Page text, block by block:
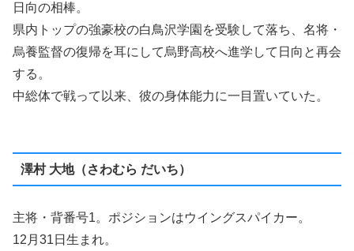
日向の相棒。
県内トップの強豪校の白鳥沢学園を受験して落ち、名将・
烏養監督の復帰を耳にして烏野高校へ進学して日向と再会
する。
中総体で戦って以来、彼の身体能力に一目置いていた。
澤村 大地（さわむら だいち）
主将・背番号1。ポジションはウイングスパイカー。
12月31日生まれ。